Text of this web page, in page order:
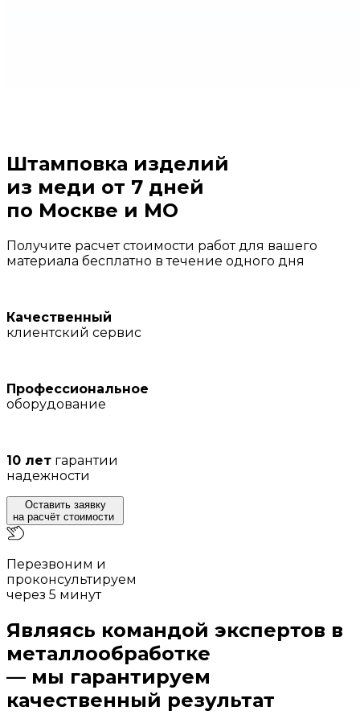
Штамповка изделий
из меди от 7 дней
по Москве и МО
Получите расчет стоимости работ для вашего
материала бесплатно в течение одного дня
Качественный
клиентский сервис
Профессиональное
оборудование
10 лет гарантии
надежности
Оставить заявку
на расчёт стоимости
Перезвоним и
проконсультируем
через 5 минут
Являясь командой экспертов в
металлообработке
— мы гарантируем
качественный результат